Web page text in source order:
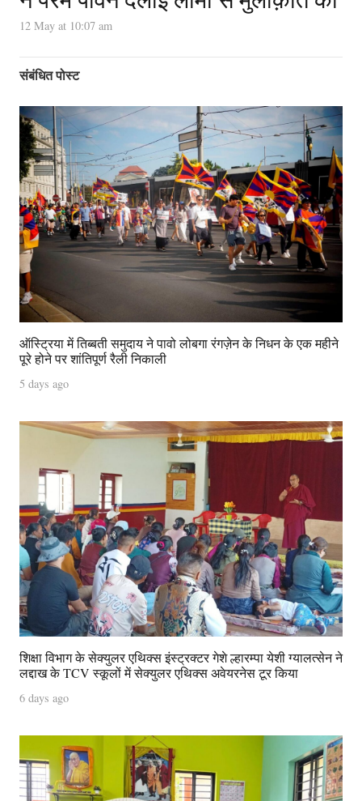
12 May at 10:07 am
संबंधित पोस्ट
ऑस्ट्रिया में तिब्बती समुदाय ने पावो लोबगा रंगज़ेन के निधन के एक महीने
पूरे होने पर शांतिपूर्ण रैली निकाली
5 days ago
शिक्षा विभाग के सेक्युलर एथिक्स इंस्ट्रक्टर गेशे ल्हारम्पा येशी ग्यालत्सेन ने
लद्दाख के TCV स्कूलों में सेक्युलर एथिक्स अवेयरनेस टूर किया
6 days ago